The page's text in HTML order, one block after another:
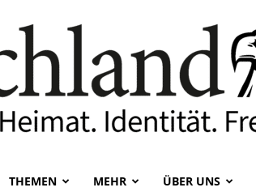
THEMEN MEHR ÜBER UNS